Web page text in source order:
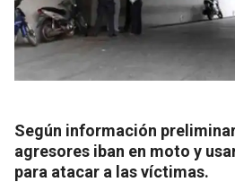
Según información
agresores iban en moto y
para atacar a las víctimas.